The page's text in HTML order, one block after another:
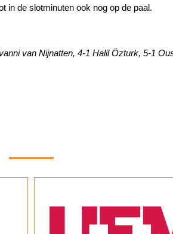
in de slotminuten ook nog op de paal.
van Nijnatten, 4-1 Halil Özturk, 5-1